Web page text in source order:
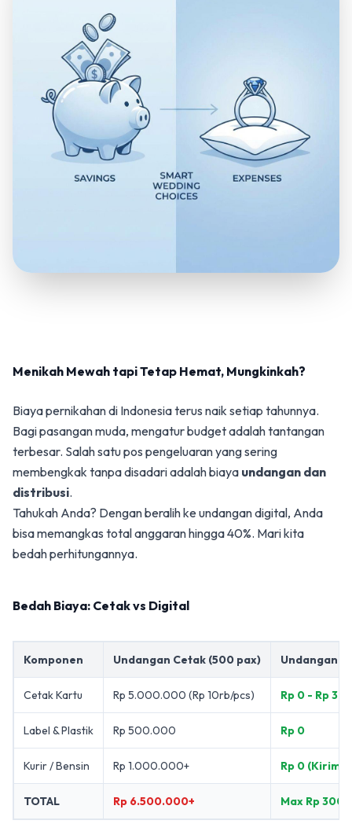
Menikah Mewah tapi Tetap Hemat, Mungkinkah?
Biaya pernikahan di Indonesia terus naik setiap tahunnya.
Bagi pasangan muda, mengatur budget adalah tantangan
terbesar. Salah satu pos pengeluaran yang sering
membengkak tanpa disadari adalah biaya undangan dan
distribusi.
Tahukah Anda? Dengan beralih ke undangan digital, Anda
bisa memangkas total anggaran hingga 40%. Mari kita
bedah perhitungannya.
Bedah Biaya: Cetak vs Digital
Komponen Undangan Cetak (500 pax) Undangan
Cetak Kartu Rp 5.000.000 (Rp 10rb/pcs) Rp 0 - Rp
Label & Plastik Rp 500.000 Rp 0
Kurir / Bensin Rp 1.000.000+ Rp 0 (Kirim
TOTAL Rp 6.500.000+ Max Rp